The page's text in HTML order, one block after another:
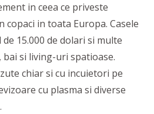
in ceea ce priveste
copaci in toata Europa. Casele
15.000 de dolari si multe
si living-uri spatioase.
chiar si cu incuietori pe
cu plasma si diverse